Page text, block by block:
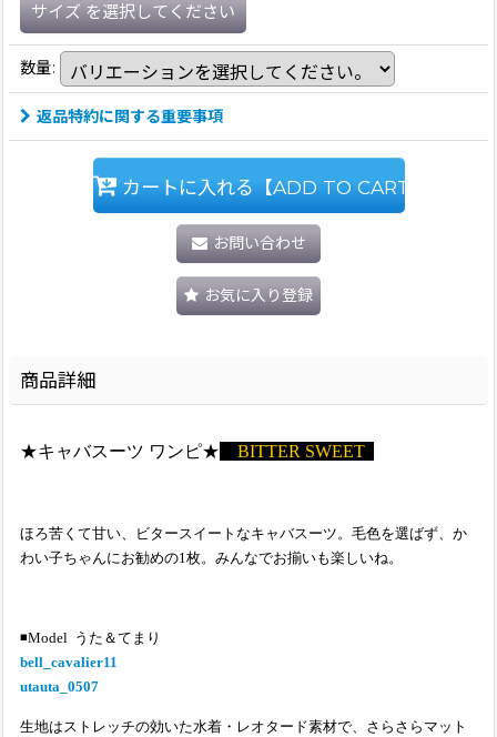
サイズ を選択してください
数量:
返品特約に関する重要事項
カートに入れる【ADD TO CART】
お問い合わせ
お気に入り登録
商品詳細
★キャバスーツ ワンピ★ BITTER SWEET
ほろ苦くて甘い、ビタースイートなキャバスーツ。毛色を選ばず、か
わい子ちゃんにお勧めの1枚。みんなでお揃いも楽しいね。
◾️Model うた＆てまり
bell_cavalier11
utauta_0507
生地はストレッチの効いた水着・レオタード素材で、さらさらマット